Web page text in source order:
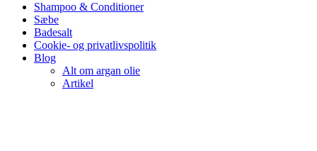
Shampoo & Conditioner
Sæbe
Badesalt
Cookie- og privatlivspolitik
Blog
Alt om argan olie
Artikel